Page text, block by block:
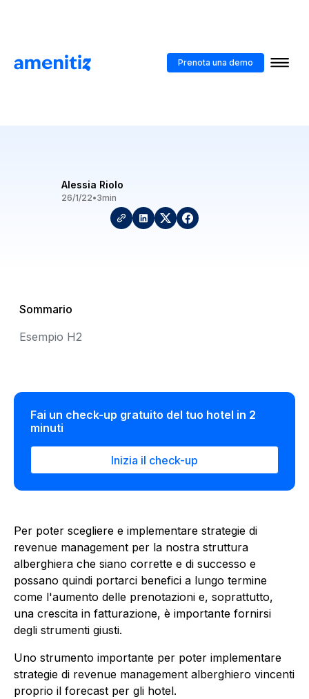
Prenota una demo
Perché il forecast
Alessia Riolo
26/1/22•3min
Sommario
Esempio H2
Fai un check-up gratuito del tuo hotel in 2
minuti
Inizia il check-up
Per poter scegliere e implementare strategie di
revenue management per la nostra struttura
alberghiera che siano corrette e di successo e
possano quindi portarci benefici a lungo termine
come l'aumento delle prenotazioni e, soprattutto,
una crescita in fatturazione, è importante fornirsi
degli strumenti giusti.
Uno strumento importante per poter implementare
strategie di revenue management alberghiero vincenti
proprio il forecast per gli hotel.